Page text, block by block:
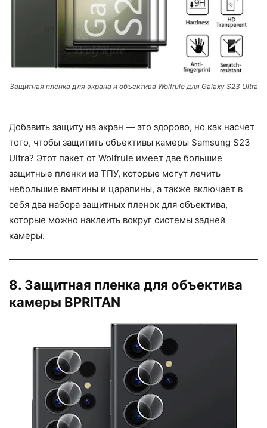
Защитная пленка для экрана и объектива Wolfrule для Galaxy S23 Ultra
Добавить защиту на экран — это здорово, но как насчет
того, чтобы защитить объективы камеры Samsung S23
Ultra? Этот пакет от Wolfrule имеет две большие
защитные пленки из ТПУ, которые могут лечить
небольшие вмятины и царапины, а также включает в
себя два набора защитных пленок для объектива,
которые можно наклеить вокруг системы задней
камеры.
8. Защитная пленка для объектива
камеры BPRITAN